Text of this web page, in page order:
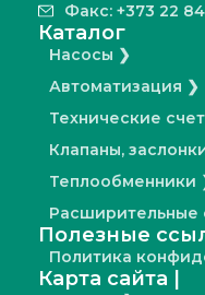
Факс: +373 22
Каталог
Насосы ❯
Автоматизация ❯
Технические
Клапаны,
Теплообменники
Расширительные
Полезные
Политика
Карта сайта |